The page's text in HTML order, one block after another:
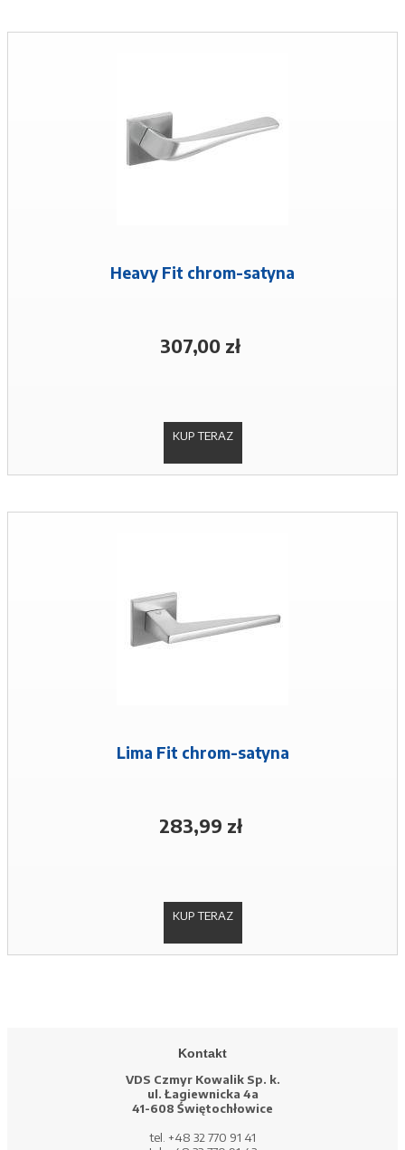
Heavy Fit chrom-satyna
307,00 zł
KUP TERAZ
Lima Fit chrom-satyna
283,99 zł
KUP TERAZ
Kontakt
VDS Czmyr Kowalik Sp. k.
ul. Łagiewnicka 4a
41-608 Świętochłowice
tel. +48 32 770 91 41